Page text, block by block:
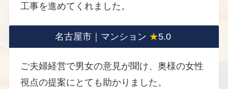
工事を進めてくれました。
名古屋市｜マンション ★5.0
ご夫婦経営で男女の意見が聞け、奥様の女性
視点の提案にとても助かりました。